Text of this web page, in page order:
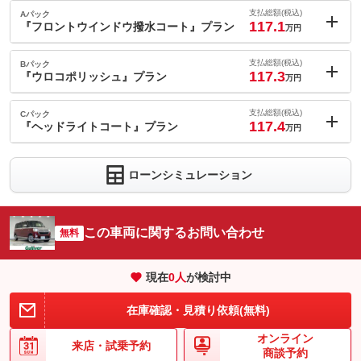
Aパック
『フロントウインドウ撥水コート』プラン
支払総額(税込)
117.1万円
内：オプシ
ョン価格
(税込)
車両本体価
111万円
トしてくれます。多発する大雨やゲリラ豪雨に備えるためにお勧
めしたい商品です。
このパックの見積もり依頼（無料）
Bパック
『ウロコポリッシュ』プラン
支払総額(税込)
117.3万円
内：オプシ
ョン価格
(税込)
車両本体価
パック内容
美観をキープする為にお勧めしたい商品です。
備考
このパックの見積もり依頼（無料）
Cパック
『ヘッドライトコート』プラン
支払総額(税込)
117.4万円
1.4 万円
車両本体価
格
ヘッドライト専用ガラスコーティング『ヘッドライトコート』は
ガラス被膜で黄ばみなどの表面劣化の予防や発止効果で汚れの付
着を抑制する効果が期待できます。
備考 －
ローンシミュレーション
無料 この車両に関するお問い合わせ
現在0人が検討中
在庫確認・見積り依頼(無料)
来店・ 試乗予約
オンライン
商談予約